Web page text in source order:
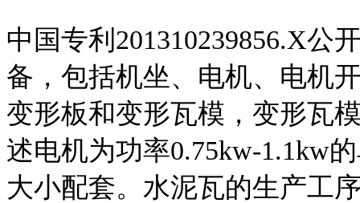
中国专利201310239856.X公
备，包括机坐、电机、电机
变形板和变形瓦模，变形瓦
述电机为功率0.75kw-1.1kw
大小配套。水泥瓦的生产